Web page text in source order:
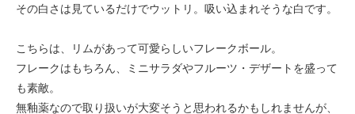
その白さは見ているだけでウットリ。吸い込まれそうな白です。
こちらは、リムがあって可愛らしいフレークボール。
フレークはもちろん、ミニサラダやフルーツ・デザートを盛って
も素敵。
無釉薬なので取り扱いが大変そうと思われるかもしれませんが、